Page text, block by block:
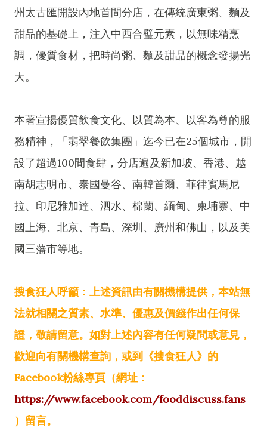
州太古匯開設內地首間分店，在傳統廣東粥、麵及
甜品的基礎上，注入中西合璧元素，以無味精烹
調，優質食材，把時尚粥、麵及甜品的概念發揚光
大。
本著宣揚優質飲食文化、以質為本、以客為尊的服
務精神，「翡翠餐飲集團」迄今已在25個城市，開
設了超過100間食肆，分店遍及新加坡、香港、越
南胡志明市、泰國曼谷、南韓首爾、菲律賓馬尼
拉、印尼雅加達、泗水、棉蘭、緬甸、柬埔寨、中
國上海、北京、青島、深圳、廣州和佛山，以及美
國三藩市等地。
搜食狂人呼籲：上述資訊由有關機構提供，本站無
法就相關之質素、水準、優惠及價錢作出任何保
證，敬請留意。如對上述內容有任何疑問或意見，
歡迎向有關機構查詢，或到《搜食狂人》的
Facebook粉絲專頁（網址：
https://www.facebook.com/fooddiscuss.fans
）留言。